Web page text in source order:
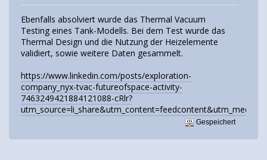
Ebenfalls absolviert wurde das Thermal Vacuum
Testing eines Tank-Modells. Bei dem Test wurde das
Thermal Design und die Nutzung der Heizelemente
validiert, sowie weitere Daten gesammelt.
https://www.linkedin.com/posts/exploration-
company_nyx-tvac-futureofspace-activity-
7463249421884121088-cRlr?
Gespeichert